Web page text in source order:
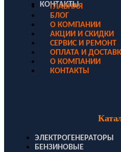
КОНТАКТЫ
ГЛАВНАЯ
БЛОГ
О КОМПАНИИ
АКЦИИ И СКИДКИ
СЕРВИС И РЕМОНТ
ОПЛАТА И
О КОМПАНИИ
КОНТАКТЫ
ЭЛЕКТРОГЕНЕРАТОРЫ
БЕНЗИНОВЫЕ